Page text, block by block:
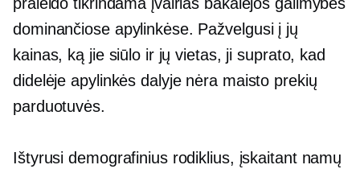
dominančiose apylinkėse. Pažvelgusi į jų
kainas, ką jie siūlo ir jų vietas, ji suprato, kad
didelėje apylinkės dalyje nėra maisto prekių
parduotuvės.
Ištyrusi demografinius rodiklius, įskaitant namų